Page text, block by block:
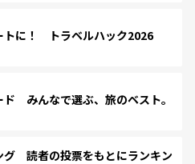
トに！ トラベルハック2026
みんなで選ぶ、旅のベスト。
グ 読者の投票をもとにランキン